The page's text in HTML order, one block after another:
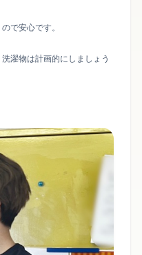
で安心です。
濯物は計画的にしましょう